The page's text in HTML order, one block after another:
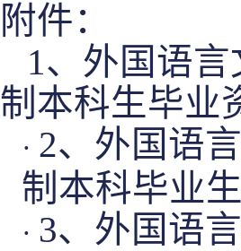
附件：
1、外国语言
制本科生毕业
· 2、外国语
制本科毕业
· 3、外国语